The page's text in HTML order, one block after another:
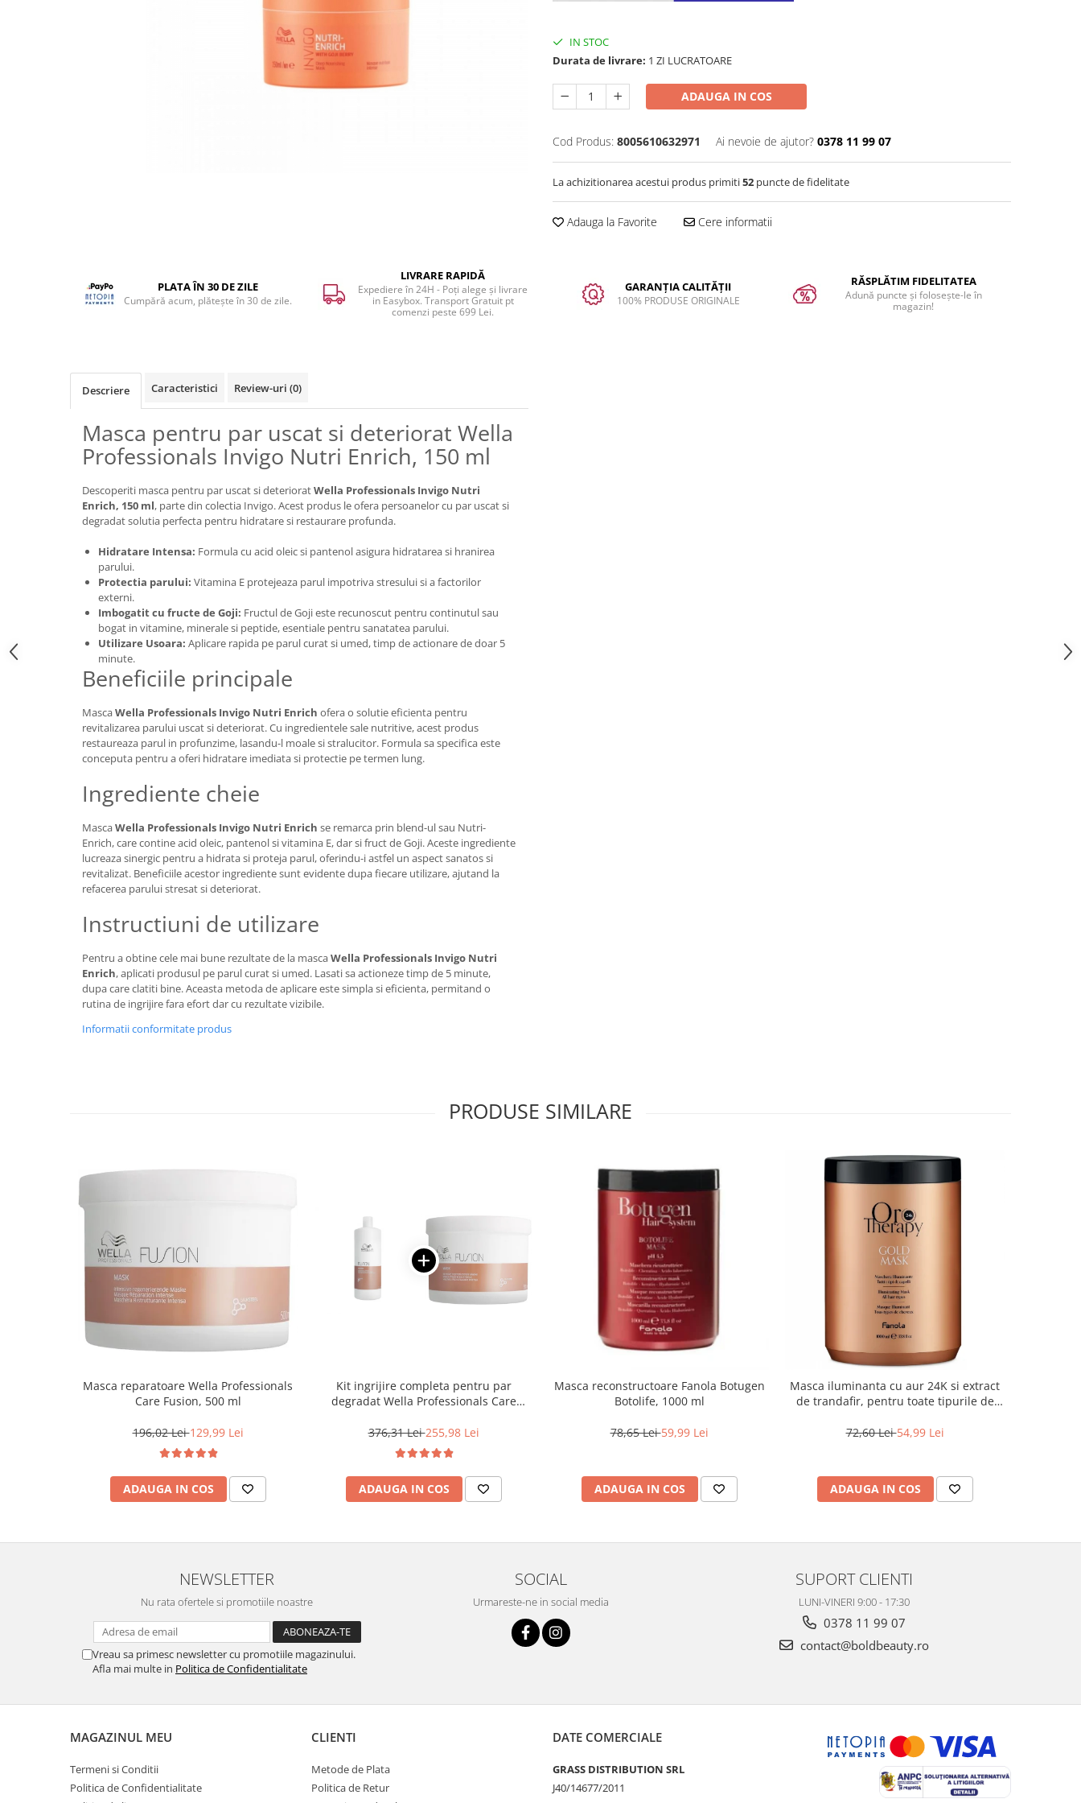
IN STOC
Durata de livrare: 1 ZI LUCRATOARE
ADAUGA IN COS
Cod Produs: 8005610632971 Ai nevoie de ajutor? 0378 11 99 07
La achizitionarea acestui produs primiti52 puncte de fidelitate
Adauga la Favorite Cere informatii
PLATA ÎN 30 DE ZILE
Cumpără acum, plătește în 30 de zile.
LIVRARE RAPIDĂ
Expediere în 24H - Poți alege și livrare
in Easybox. Transport Gratuit pt
comenzi peste 699 Lei.
GARANȚIA CALITĂȚII
100% PRODUSE ORIGINALE
RĂSPLĂTIM FIDELITATEA
Adună puncte și folosește-le în
magazin!
Descriere Caracteristici Review-uri (0)
Masca pentru par uscat si deteriorat Wella
Professionals Invigo Nutri Enrich, 150 ml
Descoperiti masca pentru par uscat si deterioratWella Professionals Invigo Nutri
Enrich, 150 ml, parte din colectia Invigo. Acest produs le ofera persoanelor cu par uscat si
degradat solutia perfecta pentru hidratare si restaurare profunda.
Hidratare Intensa: Formula cu acid oleic si pantenol asigura hidratarea si hranirea
parului.
Protectia parului: Vitamina E protejeaza parul impotriva stresului si a factorilor
externi.
Imbogatit cu fructe de Goji: Fructul de Goji este recunoscut pentru continutul sau
bogat in vitamine, minerale si peptide, esentiale pentru sanatatea parului.
Utilizare Usoara: Aplicare rapida pe parul curat si umed, timp de actionare de doar 5
minute.
Beneficiile principale
MascaWella Professionals Invigo Nutri Enrich ofera o solutie eficienta pentru
revitalizarea parului uscat si deteriorat. Cu ingredientele sale nutritive, acest produs
restaureaza parul in profunzime, lasandu-l moale si stralucitor. Formula sa specifica este
conceputa pentru a oferi hidratare imediata si protectie pe termen lung.
Ingrediente cheie
MascaWella Professionals Invigo Nutri Enrich se remarca prin blend-ul sau Nutri-
Enrich, care contine acid oleic, pantenol si vitamina E, dar si fruct de Goji. Aceste ingrediente
lucreaza sinergic pentru a hidrata si proteja parul, oferindu-i astfel un aspect sanatos si
revitalizat. Beneficiile acestor ingrediente sunt evidente dupa fiecare utilizare, ajutand la
refacerea parului stresat si deteriorat.
Instructiuni de utilizare
Pentru a obtine cele mai bune rezultate de la mascaWella Professionals Invigo Nutri
Enrich, aplicati produsul pe parul curat si umed. Lasati sa actioneze timp de 5 minute,
dupa care clatiti bine. Aceasta metoda de aplicare este simpla si eficienta, permitand o
rutina de ingrijire fara efort dar cu rezultate vizibile.
Informatii conformitate produs
PRODUSE SIMILARE
Masca reparatoare Wella Professionals
Care Fusion, 500 ml
196,02 Lei129,99 Lei
ADAUGA IN COS
Kit ingrijire completa pentru par
degradat Wella Professionals Care
376,31 Lei255,98 Lei
ADAUGA IN COS
Masca reconstructoare Fanola Botugen
Botolife, 1000 ml
78,65 Lei59,99 Lei
ADAUGA IN COS
Masca iluminanta cu aur 24K si extract
de trandafir, pentru toate tipurile de
72,60 Lei54,99 Lei
ADAUGA IN COS
NEWSLETTER
Nu rata ofertele si promotiile noastre
Vreau sa primesc newsletter cu promotiile magazinului.
Afla mai multe in Politica de Confidentialitate
SOCIAL
Urmareste-ne in social media
SUPORT CLIENTI
LUNI-VINERI 9:00 - 17:30
0378 11 99 07
contact@boldbeauty.ro
MAGAZINUL MEU
Termeni si Conditii
Politica de Confidentialitate
CLIENTI
Metode de Plata
Politica de Retur
DATE COMERCIALE
GRASS DISTRIBUTION SRL
J40/14677/2011